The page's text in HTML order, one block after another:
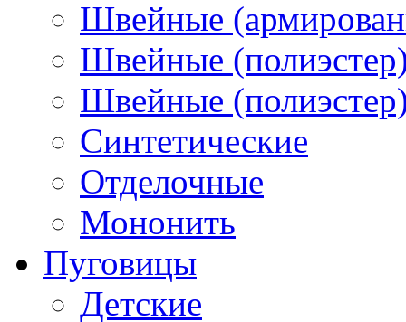
Швейные
Швейные
Швейные
Синтетические
Отделочные
Мононить
Пуговицы
Детские